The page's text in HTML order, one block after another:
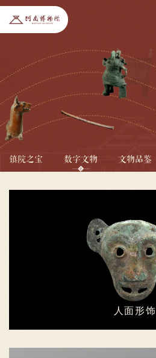
镇院之宝 数字文物 文物品鉴
人面形饰